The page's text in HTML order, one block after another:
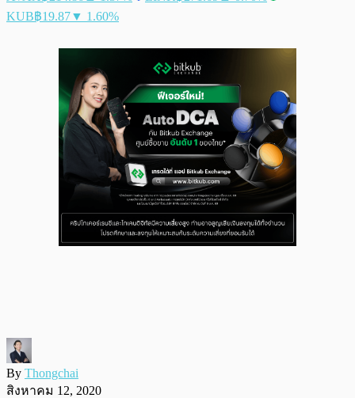
KUB฿19.87▼ 1.60%
By Thongchai
สิงหาคม 12, 2020